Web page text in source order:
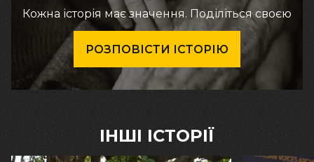
Кожна історія має значення. Поділіться своєю
РОЗПОВІСТИ ІСТОРІЮ
ІНШІ ІСТОРІЇ